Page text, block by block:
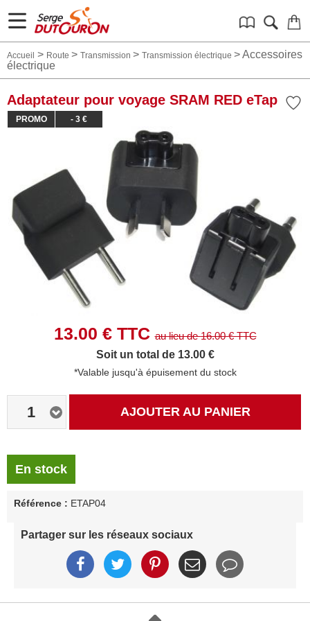
Accueil > Route > Transmission > Transmission électrique >Accessoires
électrique
Adaptateur pour voyage SRAM RED eTap
PROMO - 3 €
13.00 € TTCau lieu de16.00€ TTC
Soit un total de 13.00 €
*Valable jusqu'à épuisement du stock
1 AJOUTER AU PANIER
En stock
Référence : ETAP04
Partager sur les réseaux sociaux